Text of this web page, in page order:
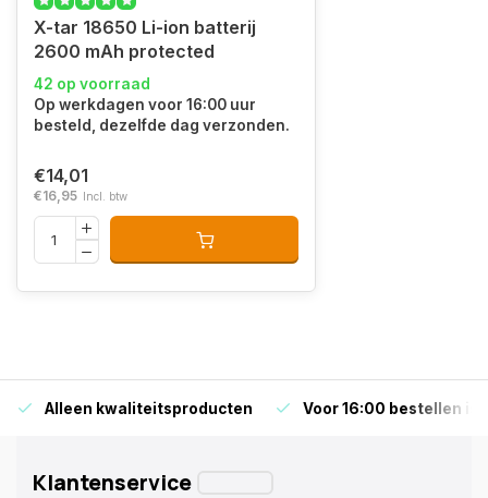
X-tar 18650 Li-ion batterij
2600 mAh protected
42 op voorraad
Op werkdagen voor 16:00 uur
besteld, dezelfde dag verzonden.
€14,01
€16,95 Incl. btw
Alleen kwaliteitsproducten Voor 16:00 bestellen is
Klantenservice